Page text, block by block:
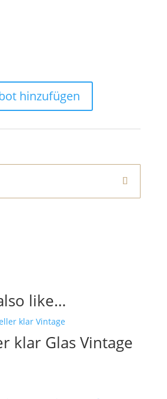
hinzufügen
like…
klar Glas Vintage